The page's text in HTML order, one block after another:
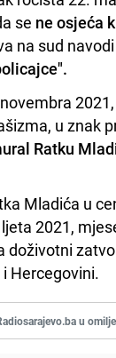
se ne osjeća
na sud
u znak
Ratku
Mladića u
2021,
doživotni
Hercegovini.
u